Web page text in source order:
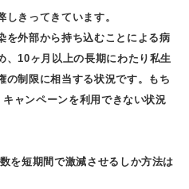
きってきています。
を外部から持ち込むことによる病
、10ヶ月以上の長期にわたり私生
の制限に相当する状況です。もち
ャンペーンを利用できない状況
短期間で激減させるしか方法は